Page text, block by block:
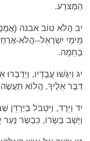
הַמְּצֹרָע.
יב הֲלֹא טוֹב אבנה
מֵימֵי יִשְׂרָאֵל--הֲלֹא-
בְּחֵמָה.
יג וַיִּגְּשׁוּ עֲבָדָיו,
דִּבֶּר אֵלֶיךָ, הֲלוֹא
יד וַיֵּרֶד, וַיִּטְבֹּל
וַיָּשָׁב בְּשָׂרוֹ, כִּבְשַׂר נַעַר